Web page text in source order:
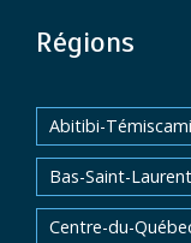
Régions
Abitibi-
Bas-Saint-Laurent
Centre-du-